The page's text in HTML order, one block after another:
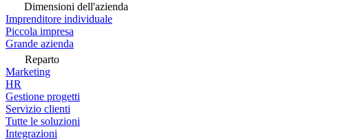
Dimensioni dell'azienda
Imprenditore individuale
Piccola impresa
Grande azienda
Reparto
Marketing
HR
Gestione progetti
Servizio clienti
Tutte le soluzioni
Integrazioni